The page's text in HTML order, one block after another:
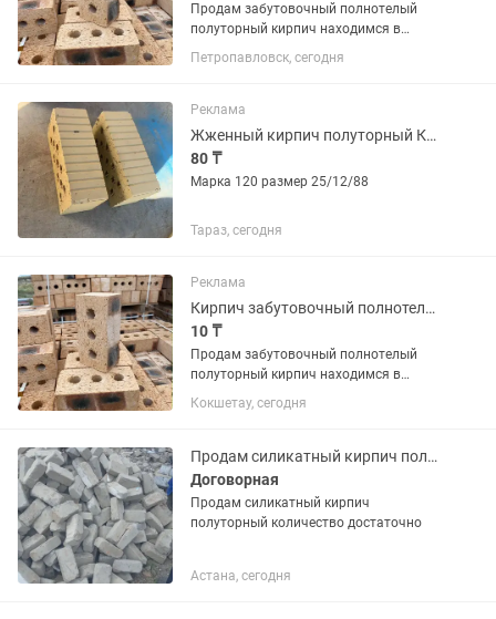
Продам забутовочный полнотелый
полуторный кирпич находимся в
Акмолинской области г Акколь
Петропавловск, сегодня
Реклама
Жженный кирпич полуторный Кыргызстан и Шымкент
80 ₸
Марка 120 размер 25/12/88
Тараз, сегодня
Реклама
Кирпич забутовочный полнотелый полуторный
10 ₸
Продам забутовочный полнотелый
полуторный кирпич находимся в
Акмолинской области г Акколь
Кокшетау, сегодня
Продам силикатный кирпич полуторный
Договорная
Продам силикатный кирпич
полуторный количество достаточно
Астана, сегодня